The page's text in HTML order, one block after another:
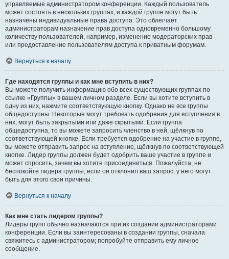
управляемые администратором конференции. Каждый пользователь
может состоять в нескольких группах, и каждой группе могут быть
назначены индивидуальные права доступа. Это облегчает
администраторам назначение прав доступа одновременно большому
количеству пользователей, например, изменение модераторских прав
или предоставление пользователям доступа к приватным форумам.
Вернуться к началу
Где находятся группы и как мне вступить в них?
Вы можете получить информацию обо всех существующих группах по
ссылке «Группы» в вашем личном разделе. Если вы хотите вступить в
одну из них, нажмите соответствующую кнопку. Однако не все группы
общедоступны. Некоторые могут требовать одобрения для вступления в
них, могут быть закрытыми или даже скрытыми. Если группа
общедоступна, то вы можете запросить членство в ней, щёлкнув по
соответствующей кнопке. Если требуется одобрение на участие в группе,
вы можете отправить запрос на вступление, щёлкнув по соответствующей
кнопке. Лидер группы должен будет одобрить ваше участие в группе и
может спросить, зачем вы хотите присоединиться. Пожалуйста, не
беспокойте лидера группы, если он отклонил ваш запрос; у него могут
быть для этого свои причины.
Вернуться к началу
Как мне стать лидером группы?
Лидеры групп обычно назначаются при их создании администраторами
конференции. Если вы заинтересованы в создании группы, сначала
свяжитесь с администратором; попробуйте отправить ему личное
сообщение.